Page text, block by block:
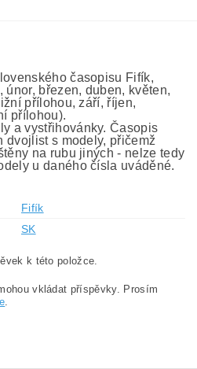
časopisu Fifík,
březen, duben, květen,
přílohou, září, říjen,
přílohou).
a vystřihovánky. Časopis
dvojlist s modely, přičemž
na rubu jiných - nelze tedy
u daného čísla uváděné.
Fifík
SK
k této položce.
vkládat příspěvky. Prosím
.